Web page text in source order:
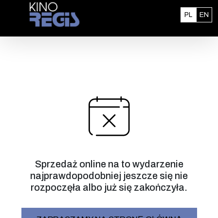
Przejdź do treści
PL Polski
EN
Sprzedaż online na to wydarzenie
najprawdopodobniej jeszcze się nie
rozpoczęła albo już się zakończyła.